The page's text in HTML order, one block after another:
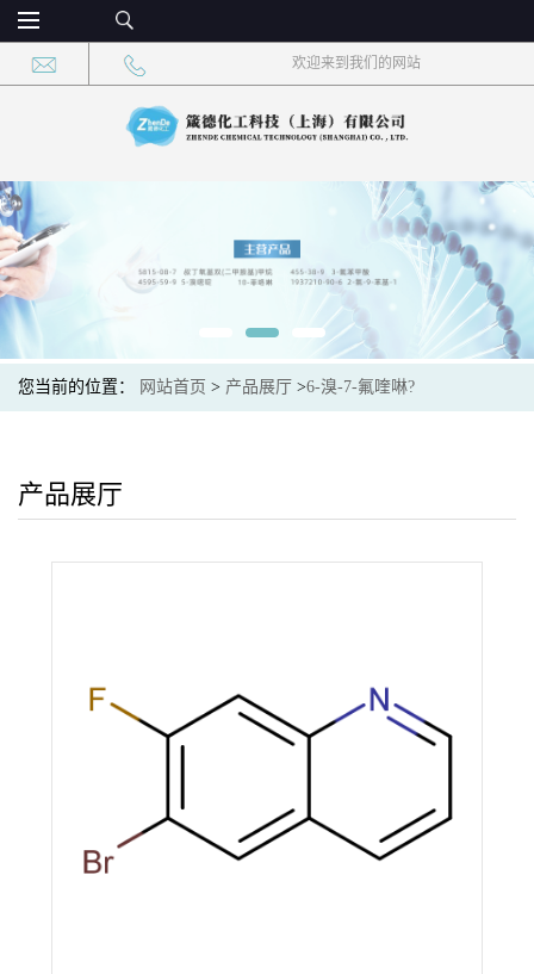
欢迎来到我们的网站
您当前的位置： 网站首页 > 产品展厅 >6-溴-7-氟喹啉?
产品展厅